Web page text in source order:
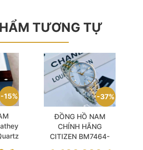
TƯƠNG TỰ
15% 37%
ĐỒNG HỒ NAM
CHÍNH HÃNG
CITIZEN BM7464-